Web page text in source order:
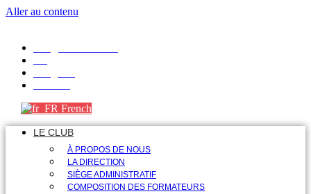
Aller au contenu
French
LE CLUB
À PROPOS DE NOUS
LA DIRECTION
SIÈGE ADMINISTRATIF
COMPOSITION DES FORMATEURS